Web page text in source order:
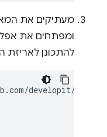
מעתיקים את
ומפתחים את
להתכונן לאריזת